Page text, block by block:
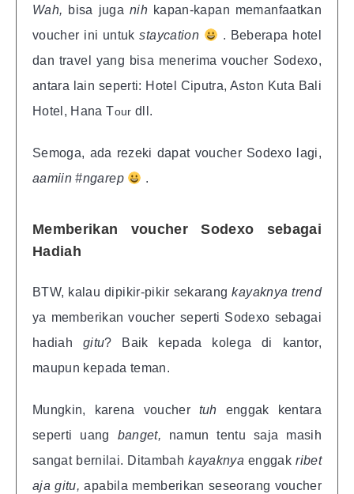
Wah, bisa juganih kapan-kapan memanfaatkan
voucher ini untukstaycation
. Beberapa hotel
dan travel yang bisa menerima voucher Sodexo,
antara lain seperti: Hotel Ciputra, Aston Kuta Bali
Hotel, Hana Tour dll.
Semoga, ada rezeki dapat voucher Sodexo lagi,
aamiin #ngarep
.
Memberikan voucher Sodexo sebagai
Hadiah
BTW, kalau dipikir-pikir sekarangkayaknya trend
ya memberikan voucher seperti Sodexo sebagai
hadiah gitu?
Baik kepada kolega di kantor,
maupun kepada teman.
Mungkin, karena voucher tuh enggak kentara
seperti uang banget, namun tentu saja masih
sangat bernilai. Ditambahkayaknyaenggakribet
aja gitu, apabila memberikan seseorang voucher